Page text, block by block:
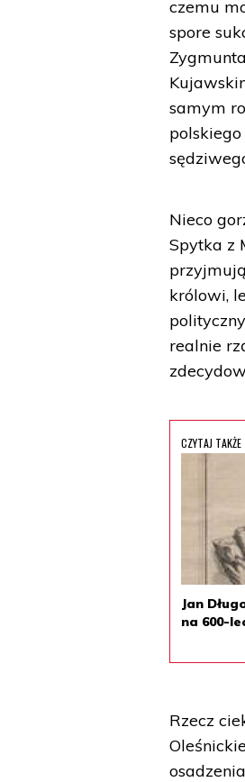
czemu
spore
samym
Nieco
Spytka z
królowi,
realnie
CZYTAJ TAKŻE
Jan
na 600-
Rzecz